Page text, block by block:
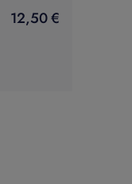
12,50 €